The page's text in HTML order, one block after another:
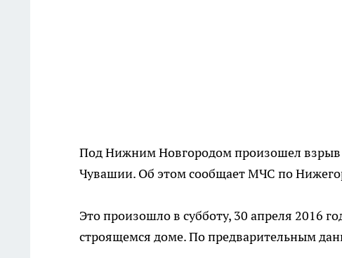
Под Нижним Новгородом произошел взрыв
Чувашии. Об этом сообщает МЧС по
Это произошло в субботу, 30 апреля 2016
строящемся доме. По предварительным